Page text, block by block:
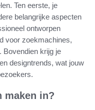
Ten eerste, je
belangrijke aspecten
ontworpen
voor zoekmachines,
Bovendien krijg je
designtrends, wat jouw
maken in?